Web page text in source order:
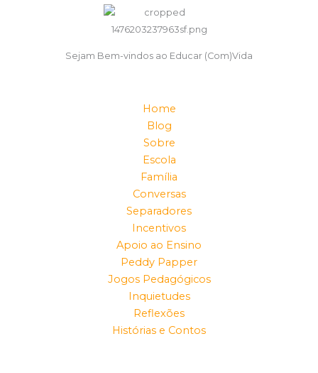
Sejam Bem-vindos ao Educar (Com)Vida
Home
Blog
Sobre
Escola
Família
Conversas
Separadores
Incentivos
Apoio ao Ensino
Peddy Papper
Jogos Pedagógicos
Inquietudes
Reflexões
Histórias e Contos